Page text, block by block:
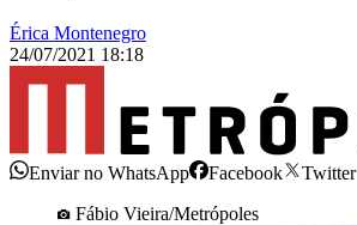
Érica Montenegro
24/07/2021 18:18
Enviar no WhatsApp Facebook
Twitter
Fábio Vieira/Metrópoles